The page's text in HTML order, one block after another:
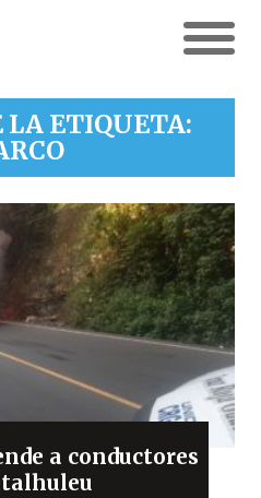
LA ETIQUETA:
a conductores